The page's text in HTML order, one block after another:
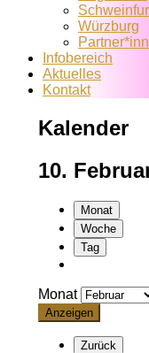
Würzburg
Infobereich
Aktuelles
Kontakt
Kalender
10.
Monat
Woche
Tag
Monat
Zurück